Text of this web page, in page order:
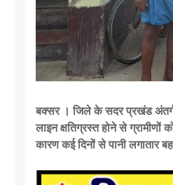
बक्सर । जिले के सदर प्रखंड
लाइन क्षतिग्रस्त होने से ग्रामीणों
कारण कई दिनों से पानी लगातार